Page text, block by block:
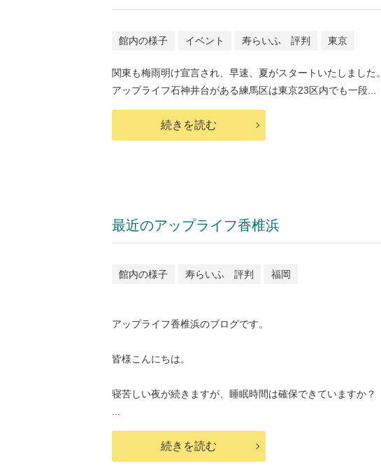
館内の様子 イベント 寿らいふ 評判 東京
関東も梅雨明け宣言され、早速、夏がスタートいたしました。
アップライフ石神井台がある練馬区は東京23区内でも一段...
続きを読む
最近のアップライフ香椎浜
館内の様子 寿らいふ 評判 福岡
アップライフ香椎浜のブログです。
皆様こんにちは。
寝苦しい夜が続きますが、睡眠時間は確保できていますか？
...
続きを読む